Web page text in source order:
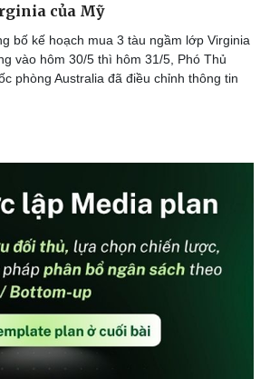
của Mỹ
bố kế hoạch mua 3 tàu ngầm lớp Virginia
vào hôm 30/5 thì hôm 31/5, Phó Thủ
phòng Australia đã điều chỉnh thông tin